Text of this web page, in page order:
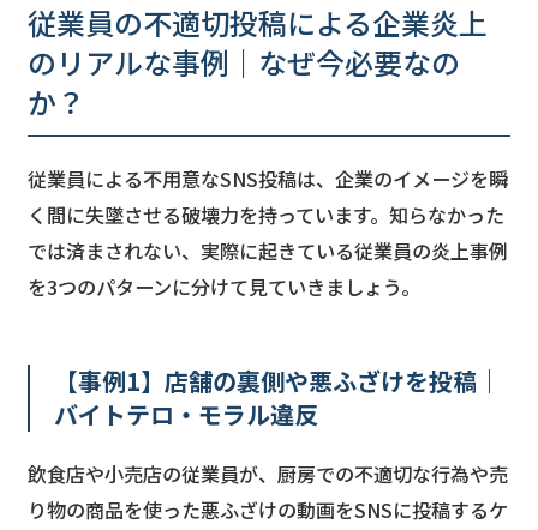
従業員の不適切投稿による企業炎上
のリアルな事例｜なぜ今必要なの
か？
従業員による不用意なSNS投稿は、企業のイメージを瞬
く間に失墜させる破壊力を持っています。知らなかった
では済まされない、実際に起きている従業員の炎上事例
を3つのパターンに分けて見ていきましょう。
【事例1】店舗の裏側や悪ふざけを投稿｜
バイトテロ・モラル違反
飲食店や小売店の従業員が、厨房での不適切な行為や売
り物の商品を使った悪ふざけの動画をSNSに投稿するケ